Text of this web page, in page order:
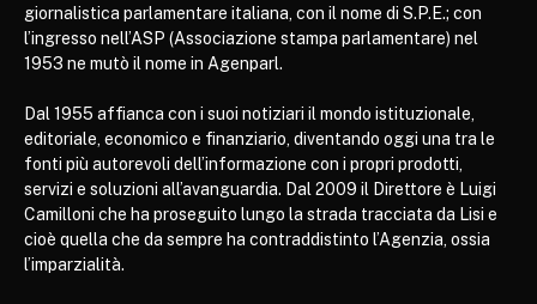
giornalistica parlamentare italiana, con il nome di S.P.E.; con
l’ingresso nell’ASP (Associazione stampa parlamentare) nel
1953 ne mutò il nome in Agenparl.
Dal 1955 affianca con i suoi notiziari il mondo istituzionale,
editoriale, economico e finanziario, diventando oggi una tra le
fonti più autorevoli dell’informazione con i propri prodotti,
servizi e soluzioni all’avanguardia. Dal 2009 il Direttore è Luigi
Camilloni che ha proseguito lungo la strada tracciata da Lisi e
cioè quella che da sempre ha contraddistinto l’Agenzia, ossia
l’imparzialità.